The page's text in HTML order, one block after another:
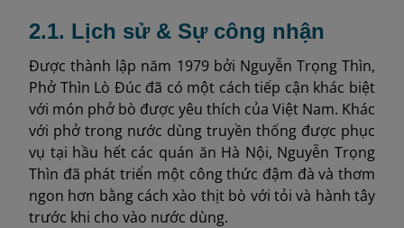
2.1. Lịch sử & Sự công nhận
Được thành lập năm 1979 bởi Nguyễn Trọng Thìn,
Phở Thìn Lò Đúc đã có một cách tiếp cận khác biệt
với món phở bò được yêu thích của Việt Nam. Khác
với phở trong nước dùng truyền thống được phục
vụ tại hầu hết các quán ăn Hà Nội, Nguyễn Trọng
Thìn đã phát triển một công thức đậm đà và thơm
ngon hơn bằng cách xào thịt bò với tỏi và hành tây
trước khi cho vào nước dùng.